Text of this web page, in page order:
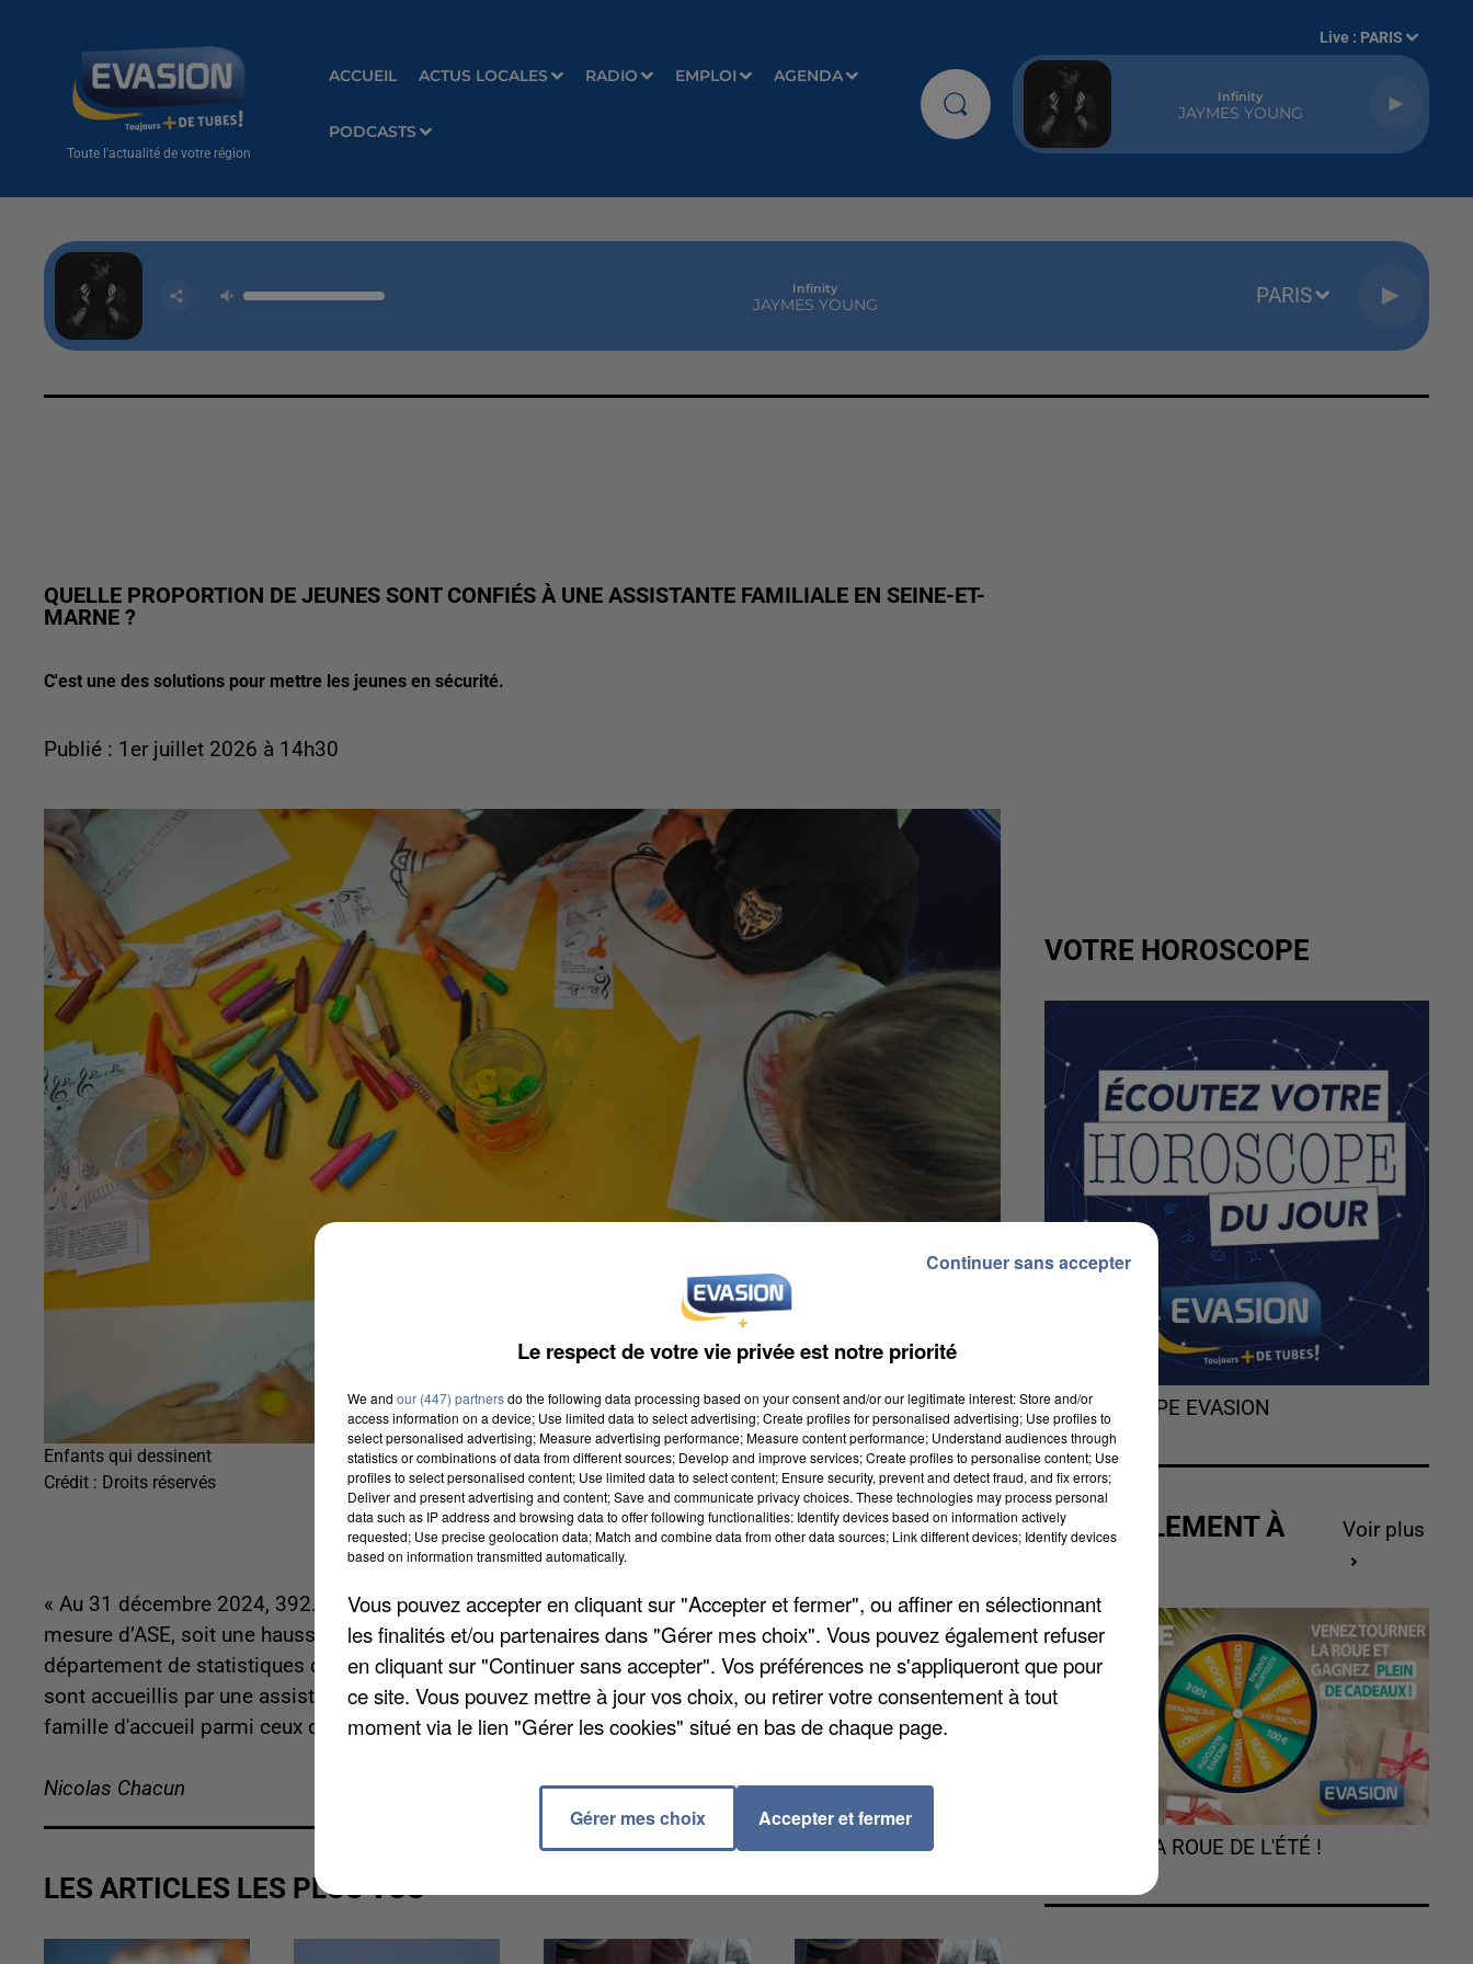
Toute l'actualité de votre région
ACCUEIL ACTUS LOCALES RADIO EMPLOI AGENDA
PODCASTS
Live : PARIS
Infinity
JAYMES YOUNG
Infinity
JAYMES YOUNG PARIS
QUELLE PROPORTION DE JEUNES SONT CONFIÉS À UNE ASSISTANTE FAMILIALE EN SEINE-ET-
MARNE ?
C'est une des solutions pour mettre les jeunes en sécurité.
Publié : 1er juillet 2026 à 14h30
Enfants qui dessinent
Crédit : Droits réservés
« Au 31 décembre 2024, 392.600 enfants et jeunes de moins de 21 ans bénéficient d’au moins une
mesure d’ASE, soit une hausse de 1,5 % » par rapport à un an plus tôt. C'est ce qu'indique le
département de statistiques du ministère de la Santé. On sait aujourd'hui quelle part de jeunes placés
sont accueillis par une assistante familiale. En Seine-et-Marne, il y a 30% des enfants qui vivent en
famille d'accueil parmi ceux qui sont confiés à l'aide sociale à l'enfance. C'est plutôt peu.
Nicolas Chacun
LES ARTICLES LES PLUS VUS
VOTRE HOROSCOPE
L'HOROSCOPE EVASION
ACTUELLEMENT À
Voir plus
TOURNEZ LA ROUE DE L'ÉTÉ !
Le respect de votre vie privée est notre priorité
We and our (447) partnersdo the following data processing based on your consent and/or our legitimate interest: Store and/or
access information on a device; Use limited data to select advertising; Create profiles for personalised advertising; Use profiles to
select personalised advertising; Measure advertising performance; Measure content performance; Understand audiences through
statistics or combinations of data from different sources; Develop and improve services; Create profiles to personalise content; Use
profiles to select personalised content; Use limited data to select content; Ensure security, prevent and detect fraud, and fix errors;
Deliver and present advertising and content; Save and communicate privacy choices. These technologies may process personal
data such as IP address and browsing data to offer following functionalities: Identify devices based on information actively
requested; Use precise geolocation data; Match and combine data from other data sources; Link different devices; Identify devices
based on information transmitted automatically.
Vous pouvez accepter en cliquant sur "Accepter et fermer", ou affiner en sélectionnant
les finalités et/ou partenaires dans "Gérer mes choix". Vous pouvez également refuser
en cliquant sur "Continuer sans accepter". Vos préférences ne s'appliqueront que pour
ce site. Vous pouvez mettre à jour vos choix, ou retirer votre consentement à tout
moment via le lien "Gérer les cookies" situé en bas de chaque page.
Gérer mes choix Accepter et fermer
Continuer sans accepter